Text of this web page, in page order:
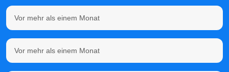
Vor mehr als einem Monat
Vor mehr als einem Monat